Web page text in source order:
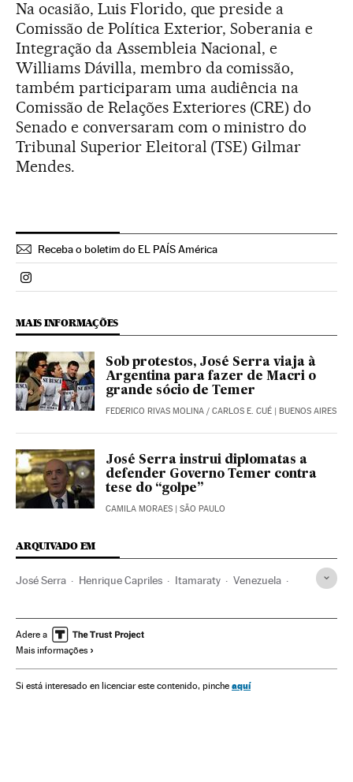
Na ocasião, Luis Florido, que preside a
Comissão de Política Exterior, Soberania e
Integração da Assembleia Nacional, e
Williams Dávilla, membro da comissão,
também participaram uma audiência na
Comissão de Relações Exteriores (CRE) do
Senado e conversaram com o ministro do
Tribunal Superior Eleitoral (TSE) Gilmar
Mendes.
Receba o boletim do EL PAÍS América
Politica El País Brasil en Instagram
MAIS INFORMAÇÕES
Sob protestos, José Serra viaja à
Argentina para fazer de Macri o
grande sócio de Temer
FEDERICO RIVAS MOLINA / CARLOS E. CUÉ | BUENOS AIRES
José Serra instrui diplomatas a
defender Governo Temer contra
tese do “golpe”
CAMILA MORAES | SÃO PAULO
ARQUIVADO EM
José Serra Henrique Capriles Itamaraty Venezuela
Governo América do Sul
Administração Estado
Administração pública Política
Adere a
Mais informações
Si está interesado en licenciar este contenido, pinche aquí